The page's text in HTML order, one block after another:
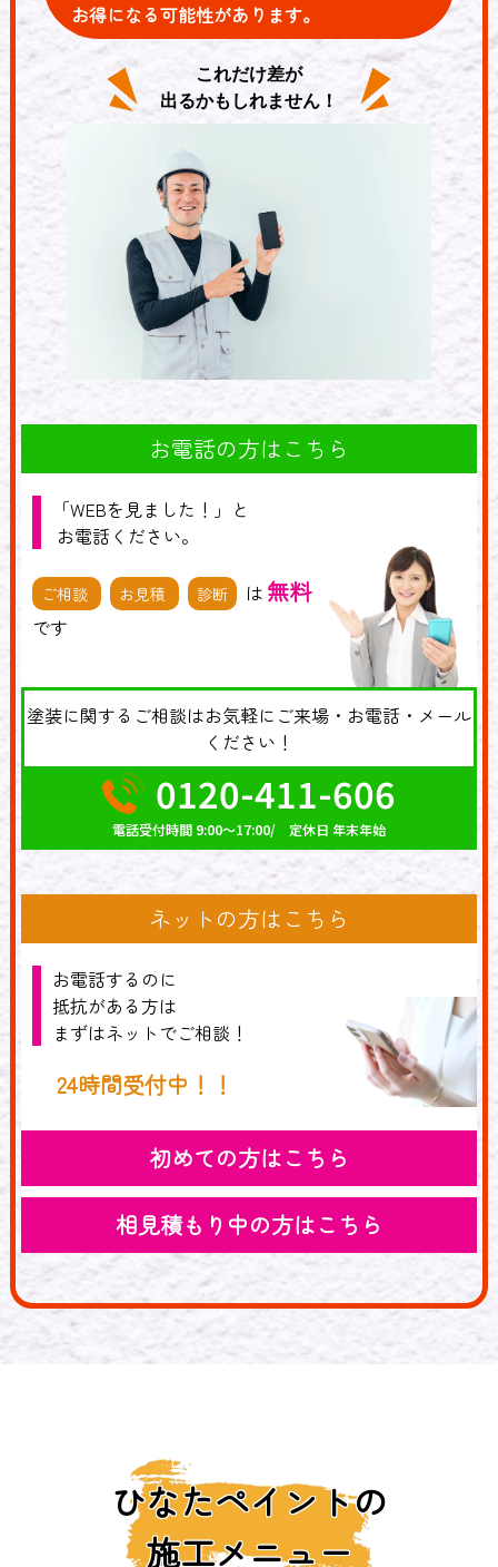
これだけ差が
出るかもしれません！
お得になる可能性があります。
お電話の方はこちら
「WEBを見ました！」と
お電話ください。
ご相談 お見積 診断 は 無料
です
塗装に関するご相談はお気軽にご来場・お電話・メール
ください！
0120-411-606
電話受付時間 9:00～17:00/ 定休日 年末年始
ネットの方はこちら
お電話するのに
抵抗がある方は
まずはネットでご相談！
24時間受付中！！
初めての方はこちら
相見積もり中の方はこちら
ひなたペイントの
施工メニュー